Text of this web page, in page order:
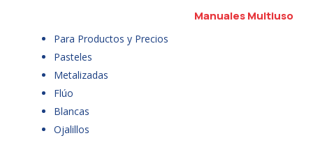
Manuales Multiuso
Para Productos y Precios
Pasteles
Metalizadas
Flúo
Blancas
Ojalillos